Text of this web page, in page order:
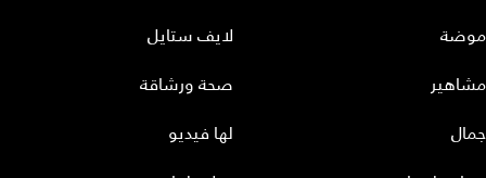
موضة
مشاهير
جمال
لايف ستايل
صحة ورشاقة
لها فيديو